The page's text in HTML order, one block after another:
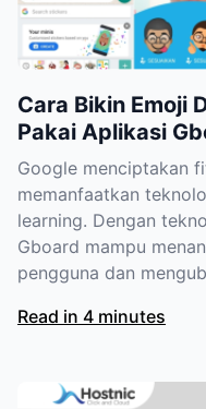
Cara Bikin Emoji
Pakai Aplikasi
Google menciptakan
memanfaatkan
learning. Dengan
Gboard mampu
pengguna dan
Read in 4 minutes